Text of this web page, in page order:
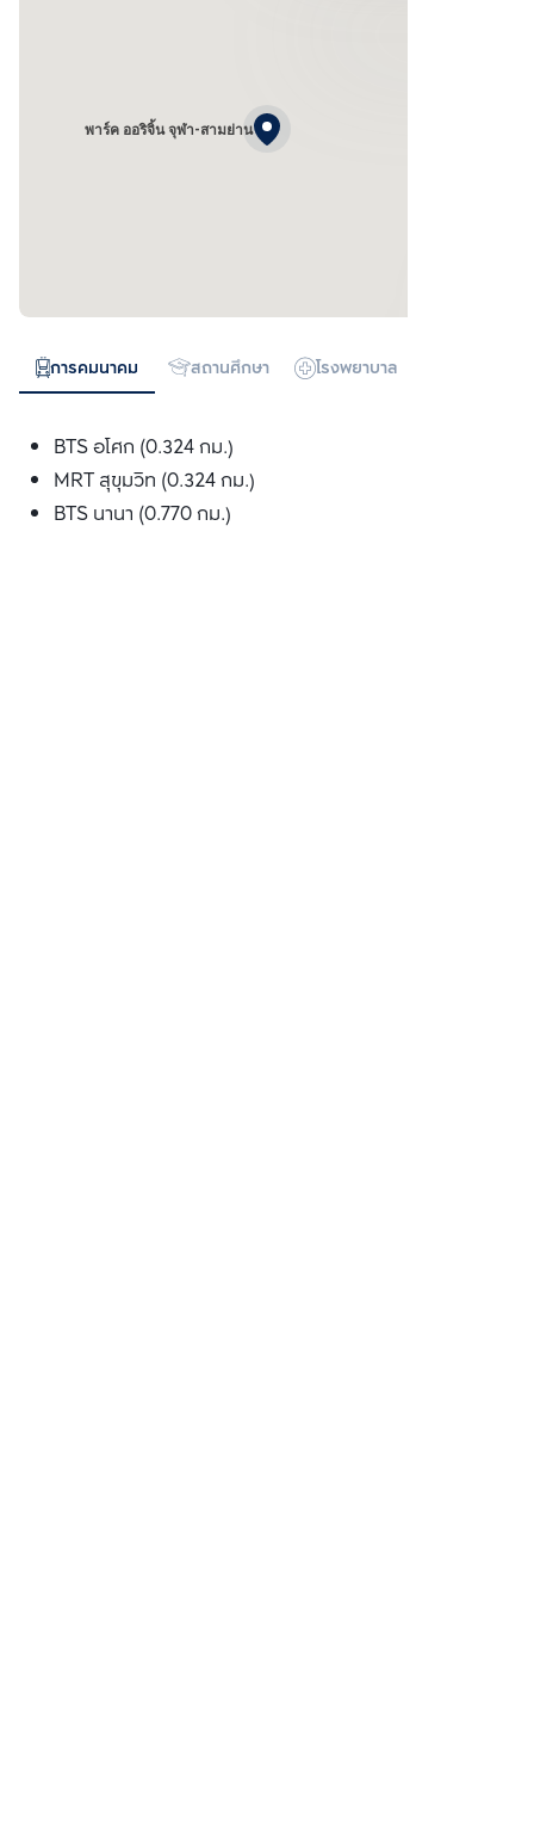
พาร์ค ออริจิ้น จุฬา-สามย่าน
การคมนาคม สถานศึกษา โรงพยาบาล
BTS อโศก (0.324 กม.)
MRT สุขุมวิท (0.324 กม.)
BTS นานา (0.770 กม.)